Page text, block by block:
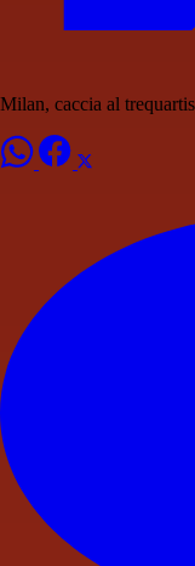
Milan, caccia al